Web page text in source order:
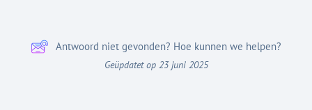
Antwoord niet gevonden? Hoe kunnen we helpen?
Geüpdatet op 23 juni 2025